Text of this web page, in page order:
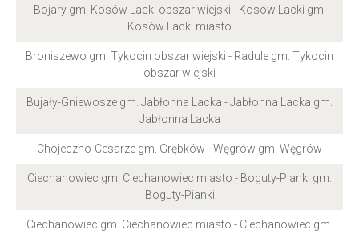
Bojary gm. Kosów Lacki obszar wiejski - Kosów Lacki gm.
Kosów Lacki miasto
Broniszewo gm. Tykocin obszar wiejski - Radule gm. Tykocin
obszar wiejski
Bujały-Gniewosze gm. Jabłonna Lacka - Jabłonna Lacka gm.
Jabłonna Lacka
Chojeczno-Cesarze gm. Grębków - Węgrów gm. Węgrów
Ciechanowiec gm. Ciechanowiec miasto - Boguty-Pianki gm.
Boguty-Pianki
Ciechanowiec gm. Ciechanowiec miasto - Ciechanowiec gm.